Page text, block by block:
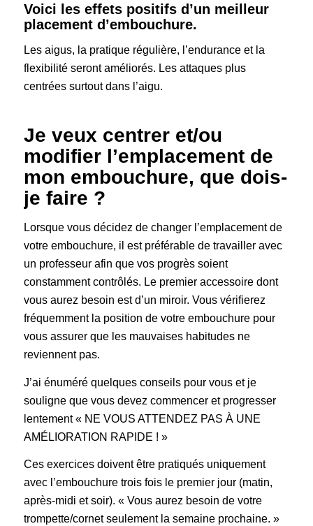
Voici les effets positifs d’un meilleur
placement d’embouchure.
Les aigus, la pratique régulière, l’endurance et la
flexibilité seront améliorés. Les attaques plus
centrées surtout dans l’aigu.
Je veux centrer et/ou
modifier l’emplacement de
mon embouchure, que dois-
je faire ?
Lorsque vous décidez de changer l’emplacement de
votre embouchure, il est préférable de travailler avec
un professeur afin que vos progrès soient
constamment contrôlés. Le premier accessoire dont
vous aurez besoin est d’un miroir. Vous vérifierez
fréquemment la position de votre embouchure pour
vous assurer que les mauvaises habitudes ne
reviennent pas.
J’ai énuméré quelques conseils pour vous et je
souligne que vous devez commencer et progresser
lentement « NE VOUS ATTENDEZ PAS À UNE
AMÉLIORATION RAPIDE ! »
Ces exercices doivent être pratiqués uniquement
avec l’embouchure trois fois le premier jour (matin,
après-midi et soir). « Vous aurez besoin de votre
trompette/cornet seulement la semaine prochaine. »